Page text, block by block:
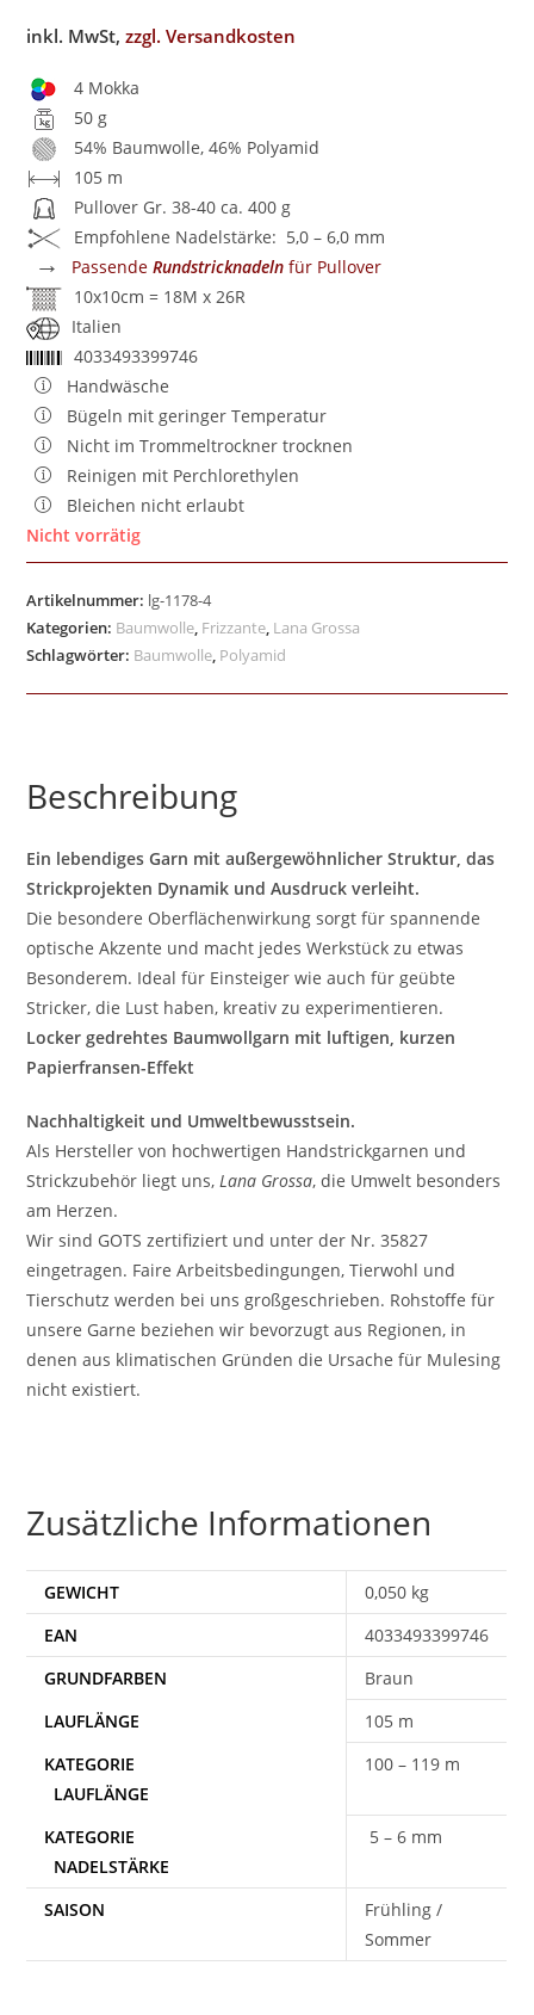
inkl. MwSt,zzgl. Versandkosten
4 Mokka
50 g
54% Baumwolle, 46% Polyamid
105 m
Pullover Gr. 38-40 ca. 400 g
Empfohlene Nadelstärke: 5,0 – 6,0 mm
→ PassendeRundstricknadeln für Pullover
10x10cm = 18M x 26R
Italien
4033493399746
Handwäsche
Bügeln mit geringer Temperatur
Nicht im Trommeltrockner trocknen
Reinigen mit Perchlorethylen
Bleichen nicht erlaubt
Nicht vorrätig
Artikelnummer: lg-1178-4
Kategorien: Baumwolle, Frizzante, Lana Grossa
Schlagwörter: Baumwolle, Polyamid
Beschreibung
Ein lebendiges Garn mit außergewöhnlicher Struktur, das
Strickprojekten Dynamik und Ausdruck verleiht.
Die besondere Oberflächenwirkung sorgt für spannende
optische Akzente und macht jedes Werkstück zu etwas
Besonderem. Ideal für Einsteiger wie auch für geübte
Stricker, die Lust haben, kreativ zu experimentieren.
Locker gedrehtes Baumwollgarn mit luftigen, kurzen
Papierfransen-Effekt
Nachhaltigkeit und Umweltbewusstsein.
Als Hersteller von hochwertigen Handstrickgarnen und
Strickzubehör liegt uns,Lana Grossa, die Umwelt besonders
am Herzen.
Wir sind GOTS zertifiziert und unter der Nr. 35827
eingetragen. Faire Arbeitsbedingungen, Tierwohl und
Tierschutz werden bei uns großgeschrieben. Rohstoffe für
unsere Garne beziehen wir bevorzugt aus Regionen, in
denen aus klimatischen Gründen die Ursache für Mulesing
nicht existiert.
Zusätzliche Informationen
GEWICHT
0,050 kg
EAN
4033493399746
Braun
105 m
100 – 119 m
5 – 6 mm
SAISON
Frühling /
Sommer